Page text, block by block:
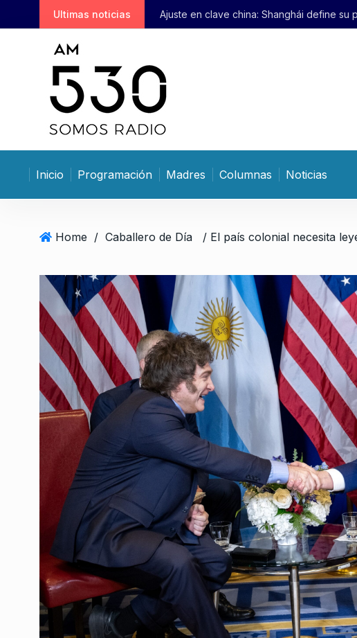
k
n
Ultimas noticias Ajuste en clave china: Shanghái define su
Inicio Programación Madres Columnas Noticias
Home / Caballero de Día